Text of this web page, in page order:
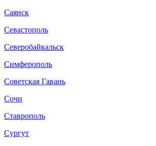
Саянск
Севастополь
Северобайкальск
Симферополь
Советская Гавань
Сочи
Ставрополь
Сургут